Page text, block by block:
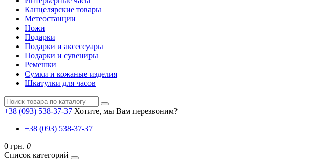
Канцелярские товары
Метеостанции
Ножи
Подарки
Подарки и аксессуары
Подарки и сувениры
Ремешки
Сумки и кожаные изделия
Шкатулки для часов
+38 (093) 538-37-37 Хотите, мы Вам перезвоним?
+38 (093) 538-37-37
0 грн. 0
Список категорий